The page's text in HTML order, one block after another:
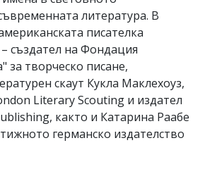
литература. В
писателка
създател на Фондация
за творческо писане,
скаут Кукла Маклехоуз,
Literary Scouting и издател
както и Катарина Раабе
германско издателство